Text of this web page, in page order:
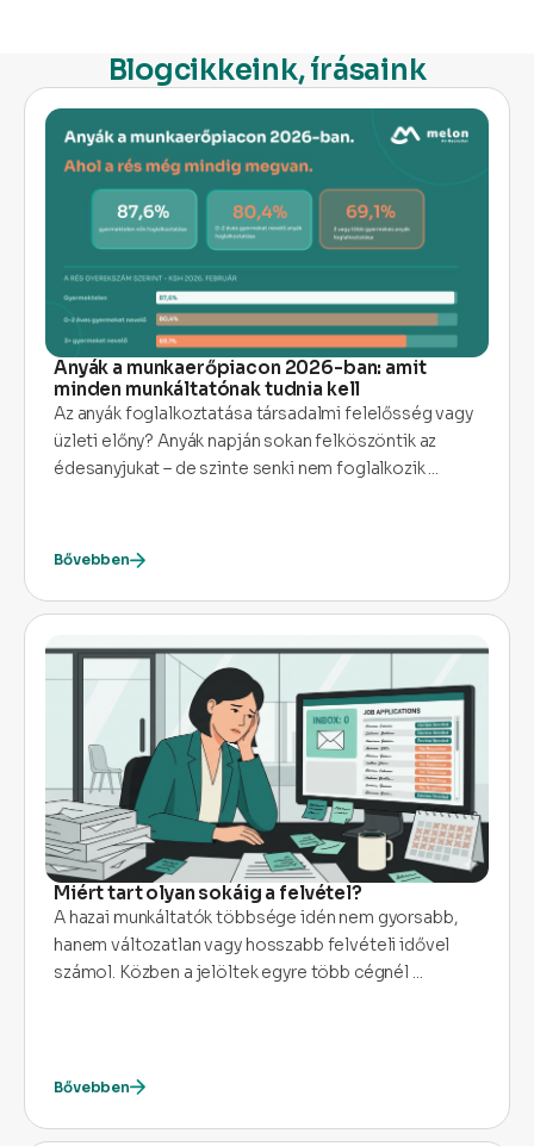
Blogcikkeink, írásaink
Anyák a munkaerőpiacon 2026-ban: amit
minden munkáltatónak tudnia kell
Az anyák foglalkoztatása társadalmi felelősség vagy
üzleti előny? Anyák napján sokan felköszöntik az
édesanyjukat – de szinte senki nem foglalkozik ...
Bővebben
Miért tart olyan sokáig a felvétel?
A hazai munkáltatók többsége idén nem gyorsabb,
hanem változatlan vagy hosszabb felvételi idővel
számol. Közben a jelöltek egyre több cégnél ...
Bővebben